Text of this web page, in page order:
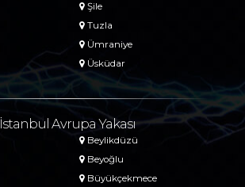
Şile
Tuzla
Ümraniye
Üsküdar
İstanbul Avrupa Yakası
Beylikdüzü
Beyoğlu
Büyükçekmece